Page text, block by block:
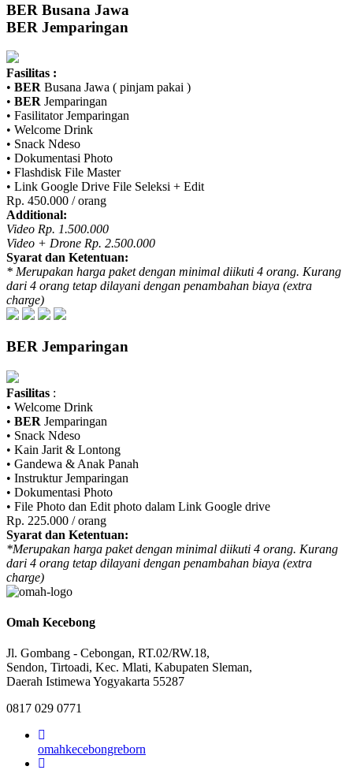
BER Busana Jawa
BER Jemparingan
Fasilitas :
• BER Busana Jawa ( pinjam pakai )
• BER Jemparingan
• Fasilitator Jemparingan
• Welcome Drink
• Snack Ndeso
• Dokumentasi Photo
• Flashdisk File Master
• Link Google Drive File Seleksi + Edit
Rp. 450.000 / orang
Additional:
Video Rp. 1.500.000
Video + Drone Rp. 2.500.000
Syarat dan Ketentuan:
* Merupakan harga paket dengan minimal diikuti 4 orang. Kurang
dari 4 orang tetap dilayani dengan penambahan biaya (extra
charge)
BER Jemparingan
Fasilitas :
• Welcome Drink
• BER Jemparingan
• Snack Ndeso
• Kain Jarit & Lontong
• Gandewa & Anak Panah
• Instruktur Jemparingan
• Dokumentasi Photo
• File Photo dan Edit photo dalam Link Google drive
Rp. 225.000 / orang
Syarat dan Ketentuan:
*Merupakan harga paket dengan minimal diikuti 4 orang. Kurang
dari 4 orang tetap dilayani dengan penambahan biaya (extra
charge)
Omah Kecebong
Jl. Gombang - Cebongan, RT.02/RW.18,
Sendon, Tirtoadi, Kec. Mlati, Kabupaten Sleman,
Daerah Istimewa Yogyakarta 55287
0817 029 0771
omahkecebongreborn